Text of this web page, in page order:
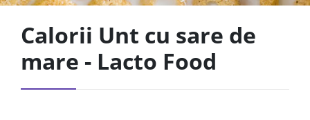
Calorii Unt cu sare de
mare - Lacto Food